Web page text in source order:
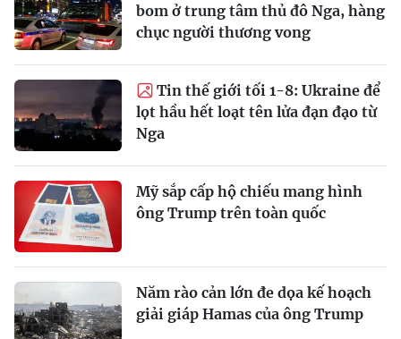
bom ở trung tâm thủ đô Nga, hàng
chục người thương vong
Tin thế giới tối 1-8: Ukraine để
lọt hầu hết loạt tên lửa đạn đạo từ
Nga
Mỹ sắp cấp hộ chiếu mang hình
ông Trump trên toàn quốc
Năm rào cản lớn đe dọa kế hoạch
giải giáp Hamas của ông Trump